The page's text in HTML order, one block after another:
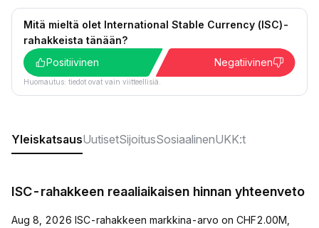
Mitä mieltä olet International Stable Currency (ISC)-
rahakkeista tänään?
Positiivinen
Negatiivinen
Huomautus: tiedot ovat vain viitteellisiä.
YleiskatsausUutisetSijoitusSosiaalinenUKK:t
ISC-rahakkeen reaaliaikaisen hinnan yhteenveto
Aug 8, 2026 ISC-rahakkeen markkina-arvo on CHF2.00M,